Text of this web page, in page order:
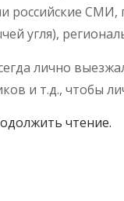
российские
угля),
лично
и т.д., чтобы
чтение.